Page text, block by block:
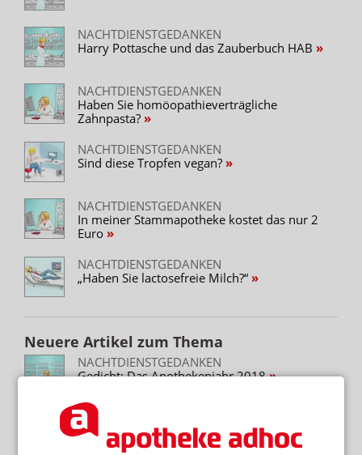
NACHTDIENSTGEDANKEN
Harry Pottasche und das Zauberbuch HAB
NACHTDIENSTGEDANKEN
Haben Sie homöopathieverträgliche
Zahnpasta?
NACHTDIENSTGEDANKEN
Sind diese Tropfen vegan?
NACHTDIENSTGEDANKEN
In meiner Stammapotheke kostet das nur 2
Euro
NACHTDIENSTGEDANKEN
„Haben Sie lactosefreie Milch?“
Neuere Artikel zum Thema
NACHTDIENSTGEDANKEN
Gedicht: Das Apothekenjahr 2018
NACHTDIENSTGEDANKEN
„In der Zeitung steht, dass Sie mehr Geld
bekommen“